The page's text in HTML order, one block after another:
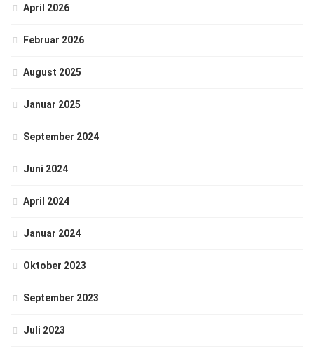
April 2026
Februar 2026
August 2025
Januar 2025
September 2024
Juni 2024
April 2024
Januar 2024
Oktober 2023
September 2023
Juli 2023